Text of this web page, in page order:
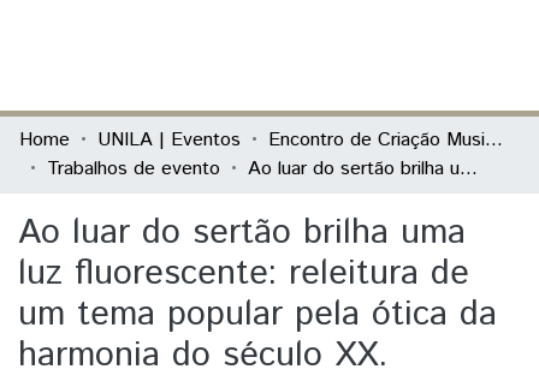
Communities & Collections
All of DSpace
Statistics
Home UNILA | Eventos
Encontro de Criação Musical da UNILA
Trabalhos de evento
Ao luar do sertão brilha uma luz fluorescente: releitura de um tema popular pela ótica da harmonia do século XX.
Ao luar do sertão brilha uma
luz fluorescente: releitura de
um tema popular pela ótica da
harmonia do século XX.